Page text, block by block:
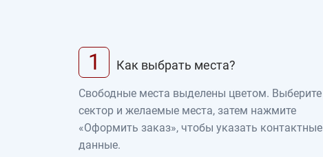
1 Как выбрать места?
Свободные места выделены цветом. Выберите
сектор и желаемые места, затем нажмите
«Оформить заказ», чтобы указать контактные
данные.